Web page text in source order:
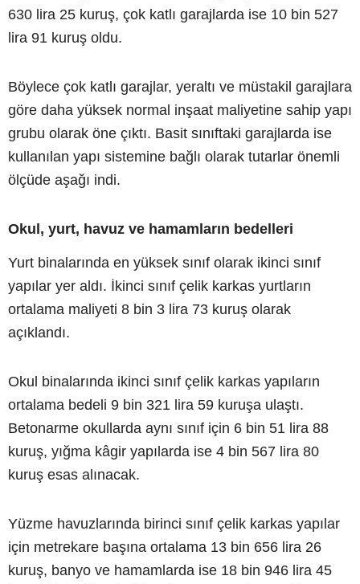
630 lira 25 kuruş, çok katlı garajlarda ise 10 bin 527
lira 91 kuruş oldu.
Böylece çok katlı garajlar, yeraltı ve müstakil garajlara
göre daha yüksek normal inşaat maliyetine sahip yapı
grubu olarak öne çıktı. Basit sınıftaki garajlarda ise
kullanılan yapı sistemine bağlı olarak tutarlar önemli
ölçüde aşağı indi.
Okul, yurt, havuz ve hamamların bedelleri
Yurt binalarında en yüksek sınıf olarak ikinci sınıf
yapılar yer aldı. İkinci sınıf çelik karkas yurtların
ortalama maliyeti 8 bin 3 lira 73 kuruş olarak
açıklandı.
Okul binalarında ikinci sınıf çelik karkas yapıların
ortalama bedeli 9 bin 321 lira 59 kuruşa ulaştı.
Betonarme okullarda aynı sınıf için 6 bin 51 lira 88
kuruş, yığma kâgir yapılarda ise 4 bin 567 lira 80
kuruş esas alınacak.
Yüzme havuzlarında birinci sınıf çelik karkas yapılar
için metrekare başına ortalama 13 bin 656 lira 26
kuruş, banyo ve hamamlarda ise 18 bin 946 lira 45